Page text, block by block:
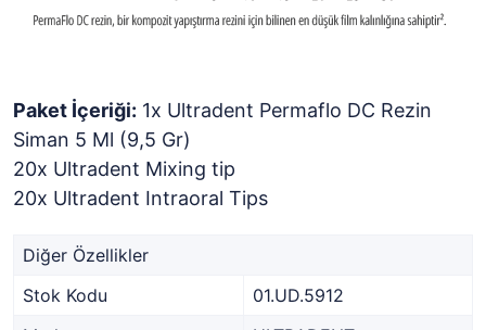
Paket İçeriği: 1x Ultradent Permaflo DC Rezin
Siman 5 Ml (9,5 Gr)
20x Ultradent Mixing tip
20x Ultradent Intraoral Tips
Diğer Özellikler
Stok Kodu
01.UD.5912